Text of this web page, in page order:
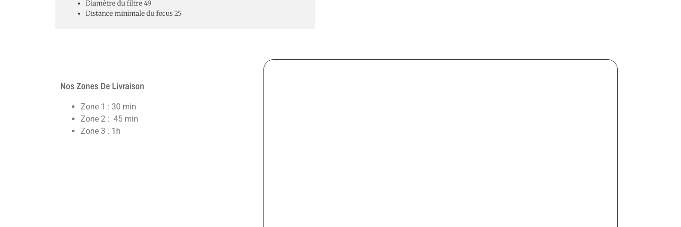
Diamètre du filtre49
Distance minimale du focus25
Nos Zones De Livraison
Zone 1 : 30 min
Zone 2 : 45 min
Zone 3 : 1h